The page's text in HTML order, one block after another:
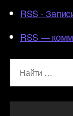
RSS -
RSS —